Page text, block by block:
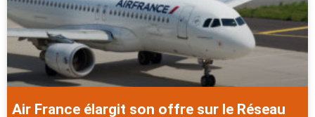
Air France élargit son offre sur le Réseau